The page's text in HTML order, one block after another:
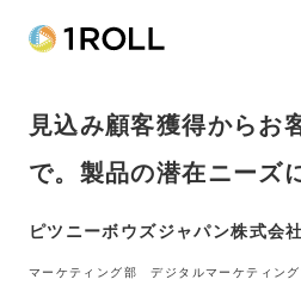
見込み顧客獲得からお
で。製品の潜在ニーズ
ピツニーボウズジャパン株式会社
マーケティング部 デジタルマーケティン